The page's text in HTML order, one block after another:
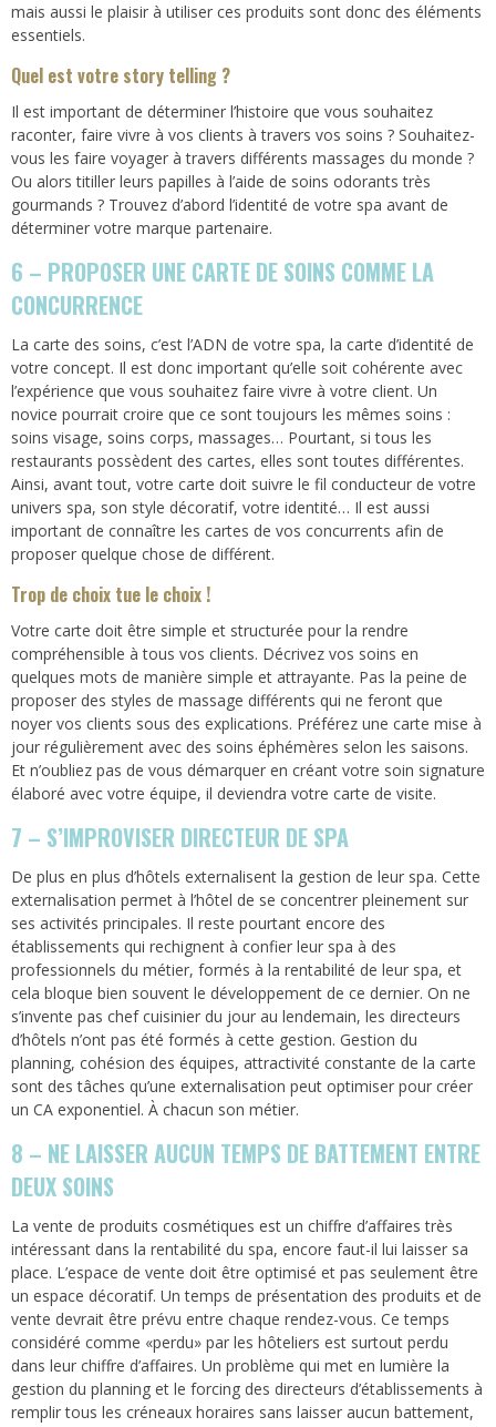
mais aussi le plaisir à utiliser ces produits sont donc des éléments
essentiels.
Quel est votre story telling ?
Il est important de déterminer l’histoire que vous souhaitez
raconter, faire vivre à vos clients à travers vos soins ? Souhaitez-
vous les faire voyager à travers différents massages du monde ?
Ou alors titiller leurs papilles à l’aide de soins odorants très
gourmands ? Trouvez d’abord l’identité de votre spa avant de
déterminer votre marque partenaire.
6 – PROPOSER UNE CARTE DE SOINS COMME LA
CONCURRENCE
La carte des soins, c’est l’ADN de votre spa, la carte d’identité de
votre concept. Il est donc important qu’elle soit cohérente avec
l’expérience que vous souhaitez faire vivre à votre client. Un
novice pourrait croire que ce sont toujours les mêmes soins :
soins visage, soins corps, massages… Pourtant, si tous les
restaurants possèdent des cartes, elles sont toutes différentes.
Ainsi, avant tout, votre carte doit suivre le fil conducteur de votre
univers spa, son style décoratif, votre identité… Il est aussi
important de connaître les cartes de vos concurrents afin de
proposer quelque chose de différent.
Trop de choix tue le choix !
Votre carte doit être simple et structurée pour la rendre
compréhensible à tous vos clients. Décrivez vos soins en
quelques mots de manière simple et attrayante. Pas la peine de
proposer des styles de massage différents qui ne feront que
noyer vos clients sous des explications. Préférez une carte mise à
jour régulièrement avec des soins éphémères selon les saisons.
Et n’oubliez pas de vous démarquer en créant votre soin signature
élaboré avec votre équipe, il deviendra votre carte de visite.
7 – S’IMPROVISER DIRECTEUR DE SPA
De plus en plus d’hôtels externalisent la gestion de leur spa. Cette
externalisation permet à l’hôtel de se concentrer pleinement sur
ses activités principales. Il reste pourtant encore des
établissements qui rechignent à confier leur spa à des
professionnels du métier, formés à la rentabilité de leur spa, et
cela bloque bien souvent le développement de ce dernier. On ne
s’invente pas chef cuisinier du jour au lendemain, les directeurs
d’hôtels n’ont pas été formés à cette gestion. Gestion du
planning, cohésion des équipes, attractivité constante de la carte
sont des tâches qu’une externalisation peut optimiser pour créer
un CA exponentiel. À chacun son métier.
8 – NE LAISSER AUCUN TEMPS DE BATTEMENT ENTRE
DEUX SOINS
La vente de produits cosmétiques est un chiffre d’affaires très
intéressant dans la rentabilité du spa, encore faut-il lui laisser sa
place. ​​L’espace de vente doit être optimisé et pas seulement être
un espace décoratif. Un temps de présentation des produits et de
vente devrait être prévu entre chaque rendez-vous. Ce temps
considéré comme «perdu» par les hôteliers est surtout perdu
dans leur chiffre d’affaires. Un problème qui met en lumière la
gestion du planning et le forcing des directeurs d’établissements à
remplir tous les créneaux horaires sans laisser aucun battement,